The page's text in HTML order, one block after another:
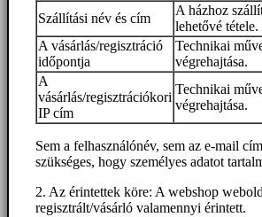
Szállítási név és cím
A házhoz
lehetővé tétele.
A vásárlás/regisztráció
időpontja
Technikai
végrehajtása.
A
vásárlás/regisztrációkori
IP cím
Technikai
végrehajtása.
Sem a felhasználónév, sem az e-mail
szükséges, hogy személyes adatot
2. Az érintettek köre: A webshop
regisztrált/vásárló valamennyi érintett.